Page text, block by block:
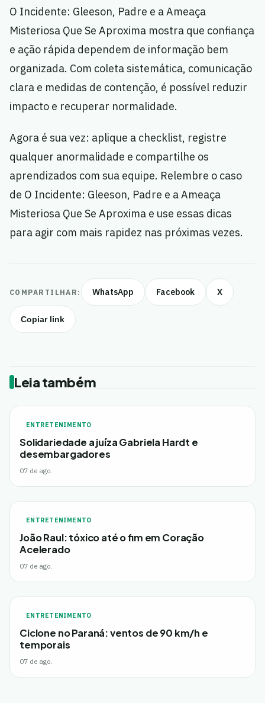
O Incidente: Gleeson, Padre e a Ameaça
Misteriosa Que Se Aproxima mostra que confiança
e ação rápida dependem de informação bem
organizada. Com coleta sistemática, comunicação
clara e medidas de contenção, é possível reduzir
impacto e recuperar normalidade.
Agora é sua vez: aplique a checklist, registre
qualquer anormalidade e compartilhe os
aprendizados com sua equipe. Relembre o caso
de O Incidente: Gleeson, Padre e a Ameaça
Misteriosa Que Se Aproxima e use essas dicas
para agir com mais rapidez nas próximas vezes.
COMPARTILHAR: WhatsApp Facebook X
Copiar link
Leia também
ENTRETENIMENTO
Solidariedade a juíza Gabriela Hardt e
desembargadores
07 de ago.
ENTRETENIMENTO
João Raul: tóxico até o fim em Coração
Acelerado
07 de ago.
ENTRETENIMENTO
Ciclone no Paraná: ventos de 90 km/h e
temporais
07 de ago.